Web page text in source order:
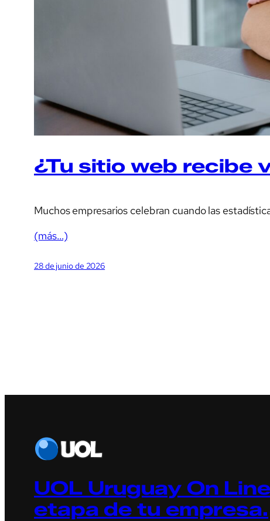
¿Tu sitio web recibe
Muchos empresarios celebran cuando las
(más…)
28 de junio de 2026
UOL Uruguay On
etapa de tu empresa.